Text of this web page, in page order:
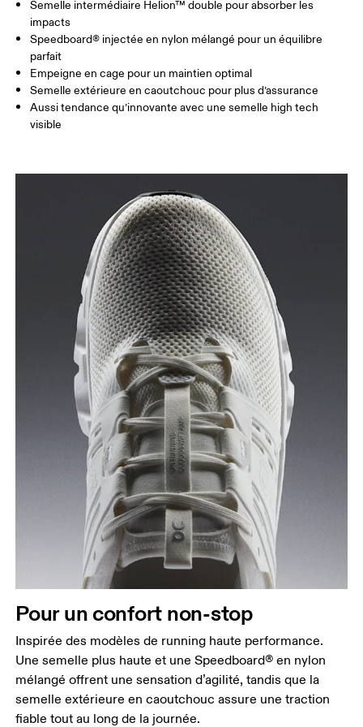
Semelle intermédiaire Helion™ double pour absorber les
impacts
Speedboard® injectée en nylon mélangé pour un équilibre
parfait
Empeigne en cage pour un maintien optimal
Semelle extérieure en caoutchouc pour plus d’assurance
Aussi tendance qu’innovante avec une semelle high tech
visible
Pour un confort non-stop
Inspirée des modèles de running haute performance.
Une semelle plus haute et une Speedboard® en nylon
mélangé offrent une sensation d’agilité, tandis que la
semelle extérieure en caoutchouc assure une traction
fiable tout au long de la journée.